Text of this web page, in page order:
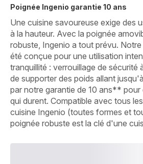
Poignée Ingenio garantie 10 ans
Une cuisine savoureuse exige des
à la hauteur. Avec la poignée
robuste, Ingenio a tout prévu.
été conçue pour une utilisation
tranquillité : verrouillage de sécurité
de supporter des poids allant
par notre garantie de 10 ans**
qui durent. Compatible avec tous
cuisine Ingenio (toutes formes et
poignée robuste est la clé d'une